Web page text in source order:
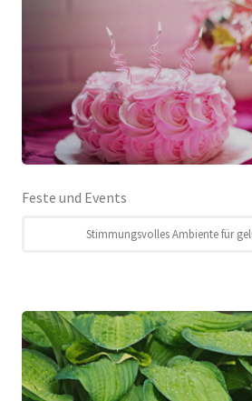
Feste und Events
Stimmungsvolles Ambiente für